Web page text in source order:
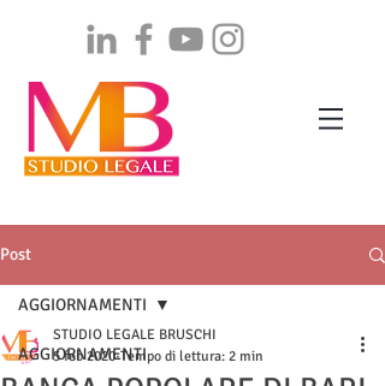
Post
AGGIORNAMENTI
AGGIORNAMENTI
STUDIO LEGALE BRUSCHI
5 feb 2020 Tempo di lettura: 2 min